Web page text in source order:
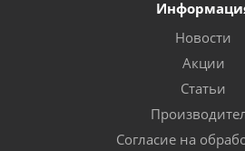
Новости
Акции
Статьи
Согласие на